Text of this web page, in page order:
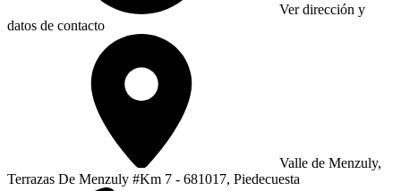
Ver dirección y
datos de contacto
Valle de Menzuly,
Terrazas De Menzuly #Km 7 - 681017, Piedecuesta